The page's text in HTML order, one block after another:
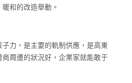
和的改造舉動。
力，是主要的軌制供應，是高東
周遭的狀況好，企業家就能敢于